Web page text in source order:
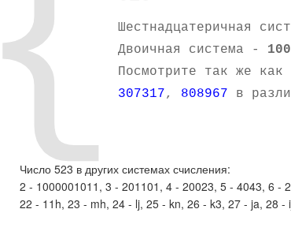
Шестнадцатеричная
Двоичная система -
Посмотрите так же как
307317, 808967 в
Число 523 в других системах счисления:
2 - 1000001011, 3 - 201101, 4 - 20023, 5 - 4043, 6 -
22 - 11h, 23 - mh, 24 - lj, 25 - kn, 26 - k3, 27 - ja, 28